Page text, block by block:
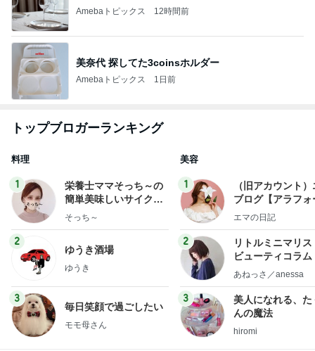
Amebaトピックス 12時間前
美奈代 探してた3coinsホルダー
Amebaトピックス 1日前
トップブロガーランキング
料理
1
栄養士ママそっち～の
簡単美味しいサイクル
献立
そっち～
2
ゆうき酒場
ゆうき
3
毎日笑顔で過ごしたい
モモ母さん
美容
1
（旧アカウント
ブログ【アラフォ
社売却セカンドラ
エマの日記
2
リトルミニマリス
ビューティコラ
little
あねっさ／anessa
3
美人になれる、た
んの魔法
hiromi